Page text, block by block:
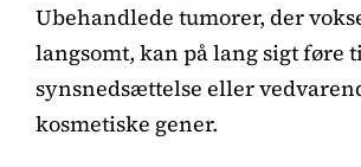
Ubehandlede tumorer, der
langsomt, kan på lang sigt føre
synsnedsættelse eller
kosmetiske gener.